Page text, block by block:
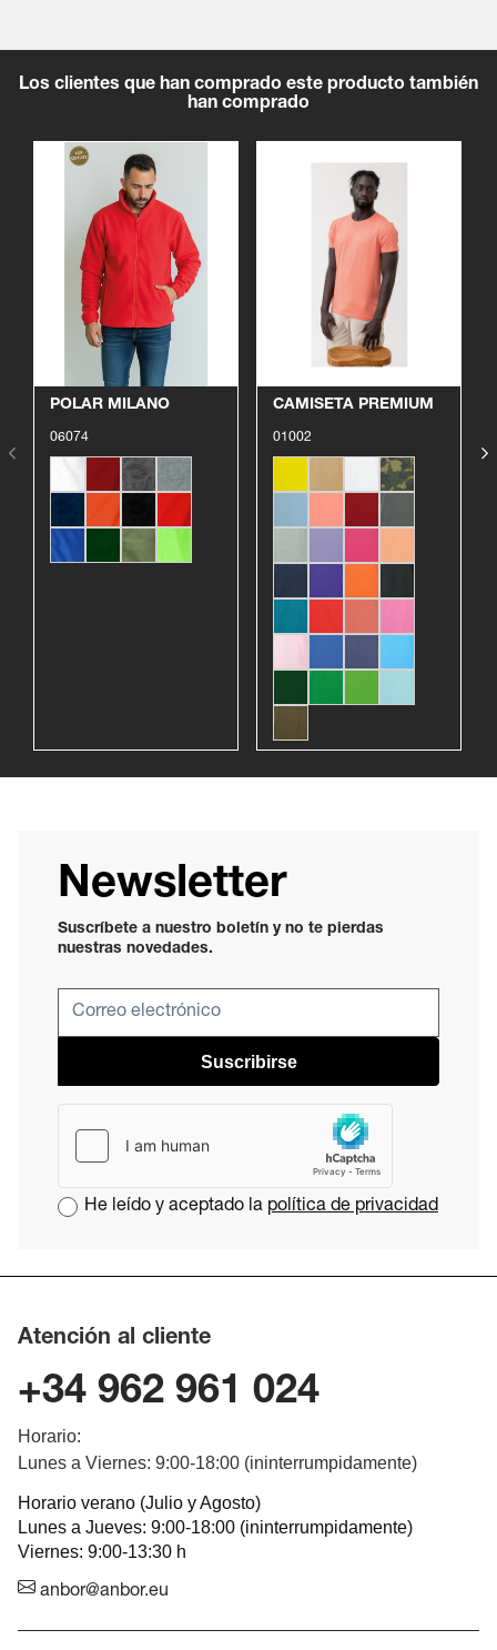
Los clientes que han comprado este producto también
han comprado
Ver producto
POLAR MILANO
06074
Ver producto
CAMISETA PREMIUM
01002
Newsletter
Suscríbete a nuestro boletín y no te pierdas
nuestras novedades.
Suscribirse
He leído y aceptado la política de privacidad
Atención al cliente
+34 962 961 024
Horario:
Lunes a Viernes: 9:00-18:00 (ininterrumpidamente)
Horario verano (Julio y Agosto)
Lunes a Jueves: 9:00-18:00 (ininterrumpidamente)
Viernes: 9:00-13:30 h
anbor@anbor.eu